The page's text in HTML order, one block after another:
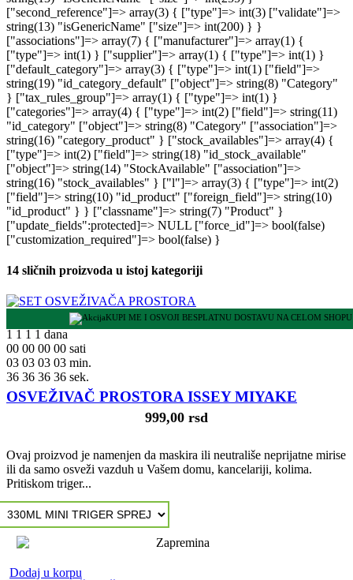
14 sličnih proizvoda u istoj kategoriji
KUPI ME I OSVOJI BESPLATNU DOSTAVU NA CELOM SHOPU
1 1 1 1 dana
00 00 00 00 sati
03 03 03 03 min.
35 35 35 35 sek.
OSVEŽIVAČ PROSTORA ISSEY MIYAKE
999,00 rsd
Ovaj proizvod je namenjen da maskira ili neutrališe neprijatne mirise
ili da samo osveži vazduh u Vašem domu, kancelariji, kolima.
Pritiskom triger...
Dodaj u korpu